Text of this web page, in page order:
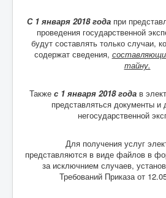
С 1 января 2018 года при
проведения государственной
будут составлять только случаи,
содержат сведения,
тайну.
Также с 1 января 2018 годав
представляться документы и
негосударственной
Для получения услуг
представляются в виде файлов в
за исключнием случаев,
Требований Приказа от